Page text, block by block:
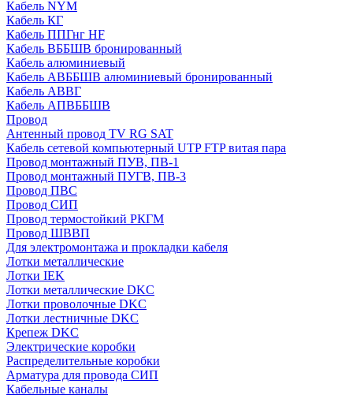
Кабель NYM
Кабель КГ
Кабель ППГнг HF
Кабель ВББШВ бронированный
Кабель алюминиевый
Кабель АВББШВ алюминиевый бронированный
Кабель АВВГ
Кабель АПВББШВ
Провод
Антенный провод TV RG SAT
Кабель сетевой компьютерный UTP FTP витая пара
Провод монтажный ПУВ, ПВ-1
Провод монтажный ПУГВ, ПВ-3
Провод ПВС
Провод СИП
Провод термостойкий РКГМ
Провод ШВВП
Для электромонтажа и прокладки кабеля
Лотки металлические
Лотки IEK
Лотки металлические DKC
Лотки проволочные DKC
Лотки лестничные DKC
Крепеж DKC
Электрические коробки
Распределительные коробки
Арматура для провода СИП
Кабельные каналы